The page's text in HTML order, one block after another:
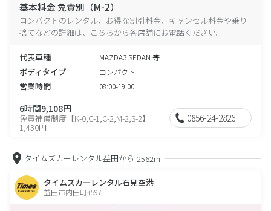
基本料金 免責別（M-2）
コンパクトのレンタル、お得な割引料金、キャンセル料金や乗り
捨てなどの詳細は、こちらから各店舗にお電話ください。
代表車種 MAZDA3 SEDAN 等
ボディタイプ コンパクト
営業時間 08:00-19:00
6時間9,108円
免責補償制度【K-0,C-1,C-2,M-2,S-2】
1,430円
0856-24-2826
タイムズカーレンタル益田から 2562m
タイムズカーレンタル石見空港
益田市内田町ｲ597